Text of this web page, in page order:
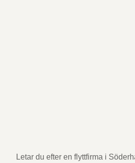
Letar du efter en flyttfirma i